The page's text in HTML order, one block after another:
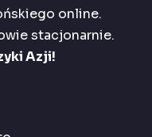
online.
stacjonarnie.
Azji!